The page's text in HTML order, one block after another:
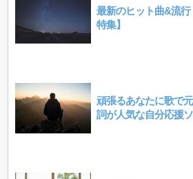
最新のヒット曲&流
特集】
頑張るあなたに歌で
詞が人気な自分応援